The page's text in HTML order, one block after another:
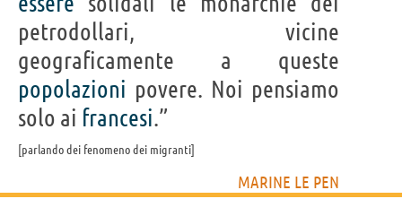
petrodollari, vicine
geograficamente a queste
popolazioni povere. Noi pensiamo
solo ai francesi.”
parlando dei fenomeno dei migranti
MARINE LE PEN